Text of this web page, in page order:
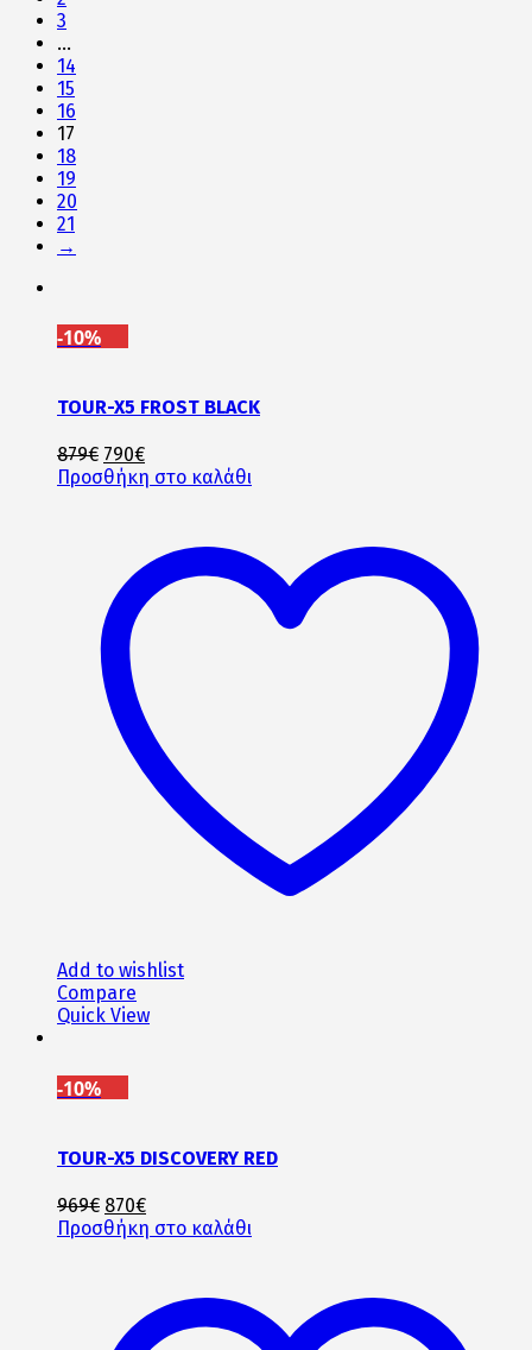
3
…
14
15
16
17
18
19
20
21
→
-10%
TOUR-X5 FROST BLACK
879€ Original
price
790€Η
τρέχουσα
790€.
Προσθήκη στο καλάθι
Add to wishlist
Compare
Quick View
-10%
TOUR-X5 DISCOVERY RED
969€ Original
price
870€Η
τρέχουσα
870€.
Προσθήκη στο καλάθι